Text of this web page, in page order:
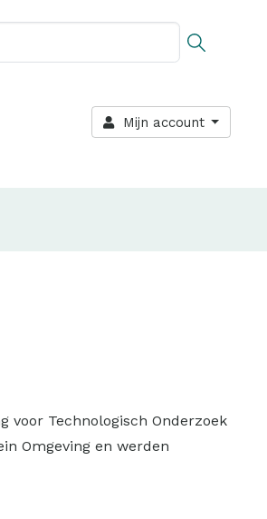
Mijn account
voor Technologisch Onderzoek
Omgeving en werden